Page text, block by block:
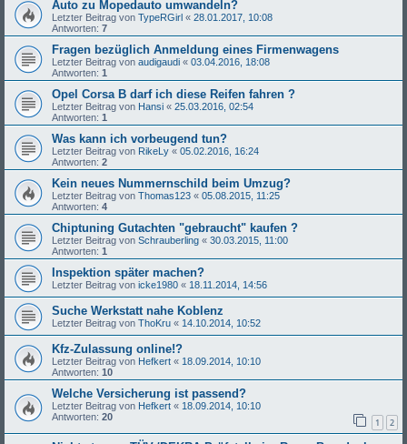
Auto zu Mopedauto umwandeln?
Letzter Beitrag von TypeRGirl « 28.01.2017, 10:08
Antworten: 7
Fragen bezüglich Anmeldung eines Firmenwagens
Letzter Beitrag von audigaudi « 03.04.2016, 18:08
Antworten: 1
Opel Corsa B darf ich diese Reifen fahren ?
Letzter Beitrag von Hansi « 25.03.2016, 02:54
Antworten: 1
Was kann ich vorbeugend tun?
Letzter Beitrag von RikeLy « 05.02.2016, 16:24
Antworten: 2
Kein neues Nummernschild beim Umzug?
Letzter Beitrag von Thomas123 « 05.08.2015, 11:25
Antworten: 4
Chiptuning Gutachten "gebraucht" kaufen ?
Letzter Beitrag von Schrauberling « 30.03.2015, 11:00
Antworten: 1
Inspektion später machen?
Letzter Beitrag von icke1980 « 18.11.2014, 14:56
Suche Werkstatt nahe Koblenz
Letzter Beitrag von ThoKru « 14.10.2014, 10:52
Kfz-Zulassung online!?
Letzter Beitrag von Hefkert « 18.09.2014, 10:10
Antworten: 10
Welche Versicherung ist passend?
Letzter Beitrag von Hefkert « 18.09.2014, 10:10
Antworten: 20 1 2